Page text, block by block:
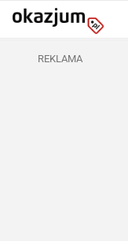
REKLAMA